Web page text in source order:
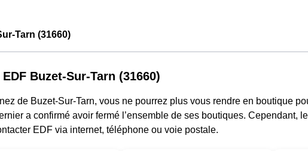
Tarn (31660)
Buzet-Sur-Tarn (31660)
de Buzet-Sur-Tarn, vous ne pourrez plus vous rendre en boutique
a confirmé avoir fermé l’ensemble de ses boutiques. Cependant,
EDF via internet, téléphone ou voie postale.